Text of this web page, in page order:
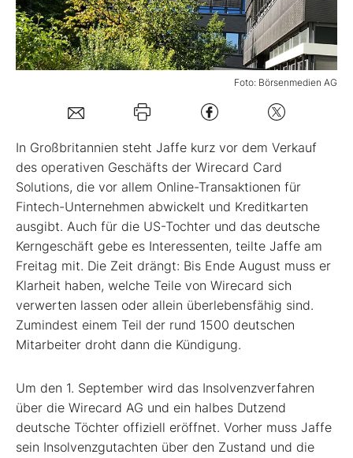
Mein B:O
Kontakt
Foto: Börsenmedien AG
In Großbritannien steht Jaffe kurz vor dem Verkauf
des operativen Geschäfts der Wirecard Card
Solutions, die vor allem Online-Transaktionen für
Fintech-Unternehmen abwickelt und Kreditkarten
ausgibt. Auch für die US-Tochter und das deutsche
Kerngeschäft gebe es Interessenten, teilte Jaffe am
Freitag mit. Die Zeit drängt: Bis Ende August muss er
Klarheit haben, welche Teile von Wirecard sich
verwerten lassen oder allein überlebensfähig sind.
Zumindest einem Teil der rund 1500 deutschen
Mitarbeiter droht dann die Kündigung.
Um den 1. September wird das Insolvenzverfahren
über die Wirecard AG und ein halbes Dutzend
deutsche Töchter offiziell eröffnet. Vorher muss Jaffe
sein Insolvenzgutachten über den Zustand und die